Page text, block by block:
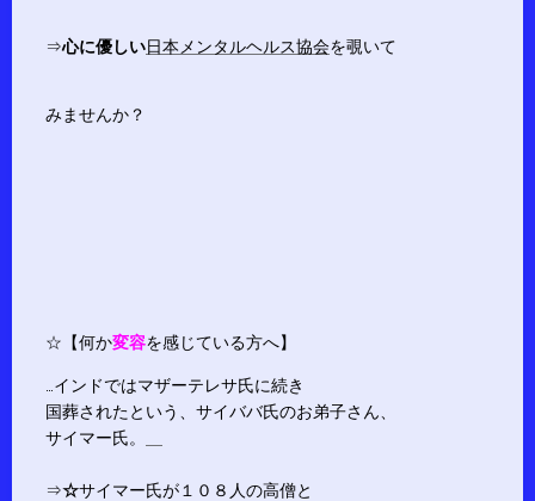
⇒心に優しい日本メンタルヘルス協会を覗いて
みませんか？
☆【何か変容を感じている方へ】
…インドではマザーテレサ氏に続き
国葬されたという、サイババ氏のお弟子さん、
サイマー氏。
⇒☆サイマー氏が１０８人の高僧と